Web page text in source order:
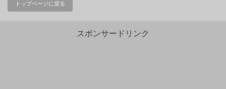
トップページに戻る
スポンサードリンク